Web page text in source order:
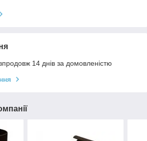
14 днів за домовленістю